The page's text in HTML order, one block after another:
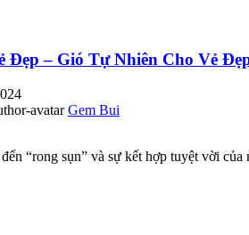
Đẹp – Gió Tự Nhiên Cho Vẻ
Gem Bui
“rong sụn” và sự kết hợp tuyệt vời